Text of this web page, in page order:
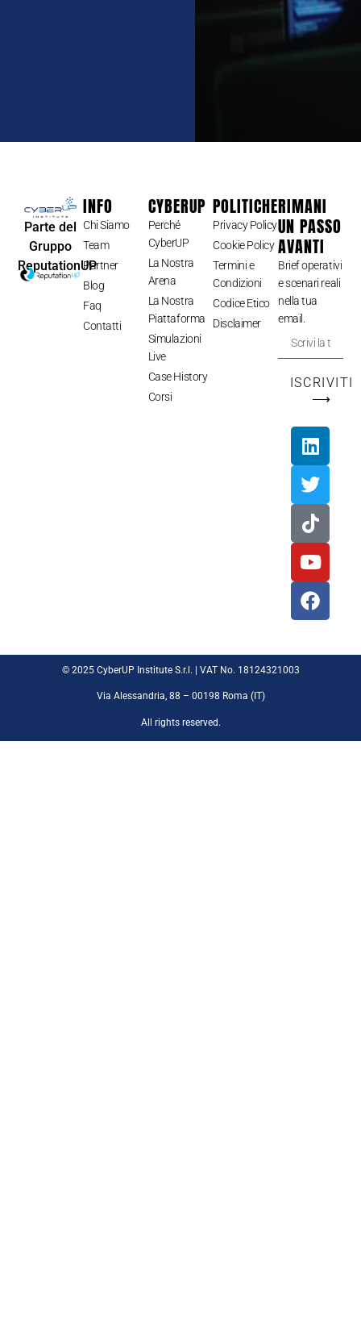
Parte del
Gruppo
ReputationUP
INFO
Chi Siamo
Team
Partner
Blog
Faq
Contatti
CYBERUP
Perché
CyberUP
La Nostra
Arena
La Nostra
Piattaforma
Simulazioni
Live
Case History
Corsi
POLITICHE
Privacy Policy
Cookie Policy
Termini e
Condizioni
Codice Etico
Disclaimer
RIMANI
UN PASSO
AVANTI
Brief operativi
e scenari reali
nella tua
email.
ISCRIVITI
⟶
© 2025 CyberUP Institute S.r.l. | VAT No. 18124321003
Via Alessandria, 88 – 00198 Roma (IT)
All rights reserved.